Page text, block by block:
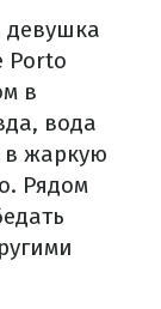
Porto
в
вода
в жаркую
Рядом